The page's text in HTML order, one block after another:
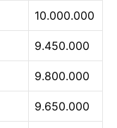
10.000.000
9.450.000
9.800.000
9.650.000